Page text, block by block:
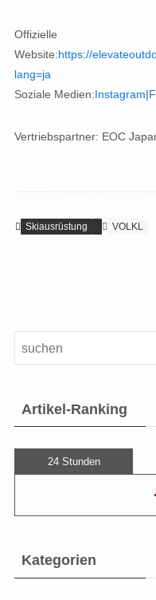
Offizielle
Website:https://
lang=ja
Soziale Medien:Instagram|
Vertriebspartner: EOC
Skiausrüstung VOLKL
Artikel-Ranking
24 Stunden
Kategorien